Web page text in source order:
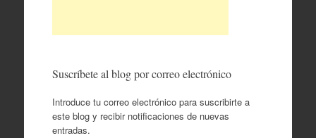
Suscríbete al blog por correo electrónico
Introduce tu correo electrónico para suscribirte a
este blog y recibir notificaciones de nuevas
entradas.